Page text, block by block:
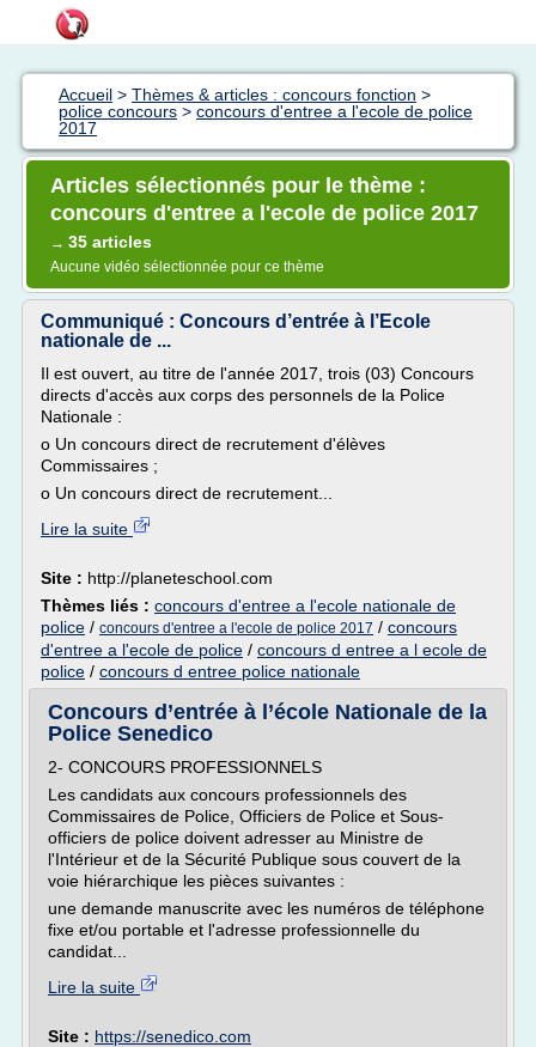
Accueil > Thèmes & articles : concours fonction >
police concours > concours d'entree a l'ecole de police
2017
Articles sélectionnés pour le thème :
concours d'entree a l'ecole de police 2017
→ 35 articles
Aucune vidéo sélectionnée pour ce thème
Communiqué : Concours d’entrée à l’Ecole
nationale de ...
Il est ouvert, au titre de l'année 2017, trois (03) Concours
directs d'accès aux corps des personnels de la Police
Nationale :
o Un concours direct de recrutement d'élèves
Commissaires ;
o Un concours direct de recrutement...
Lire la suite
Site : http://planeteschool.com
Thèmes liés : concours d'entree a l'ecole nationale de
police / concours d'entree a l'ecole de police 2017 / concours
d'entree a l'ecole de police / concours d entree a l ecole de
police / concours d entree police nationale
Concours d’entrée à l’école Nationale de la
Police Senedico
2- CONCOURS PROFESSIONNELS
Les candidats aux concours professionnels des
Commissaires de Police, Officiers de Police et Sous-
officiers de police doivent adresser au Ministre de
l'Intérieur et de la Sécurité Publique sous couvert de la
voie hiérarchique les pièces suivantes :
une demande manuscrite avec les numéros de téléphone
fixe et/ou portable et l'adresse professionnelle du
candidat...
Lire la suite
Site : https://senedico.com